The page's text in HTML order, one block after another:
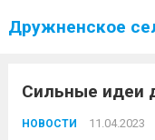
Дружненское
Сильные идеи
НОВОСТИ 11.04.2023